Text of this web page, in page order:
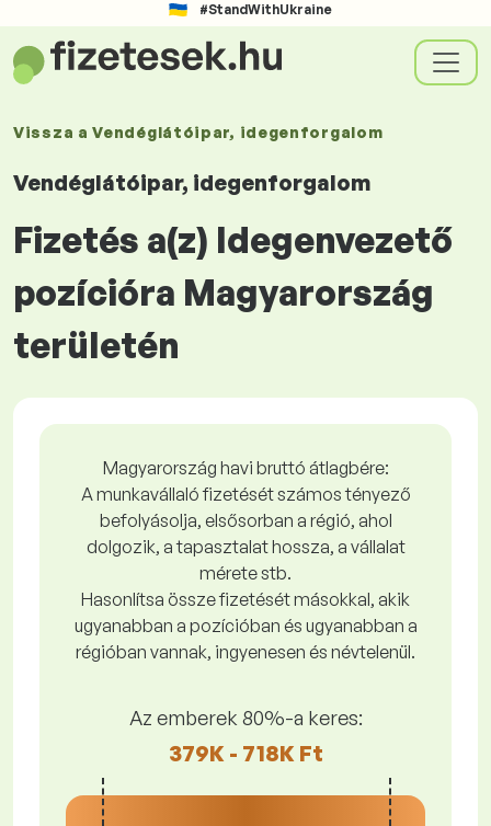
#StandWithUkraine
Vissza aVendéglátóipar, idegenforgalom
Vendéglátóipar, idegenforgalom
Fizetés a(z) Idegenvezető
pozícióra Magyarország
területén
Magyarország havi bruttó átlagbére:
A munkavállaló fizetését számos tényező
befolyásolja, elsősorban a régió, ahol
dolgozik, a tapasztalat hossza, a vállalat
mérete stb.
Hasonlítsa össze fizetését másokkal, akik
ugyanabban a pozícióban és ugyanabban a
régióban vannak, ingyenesen és névtelenül.
Az emberek 80%-a keres:
379K - 718K Ft